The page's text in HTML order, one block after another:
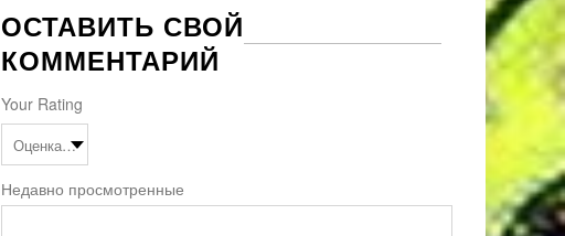
ОСТАВИТЬ СВОЙ
КОММЕНТАРИЙ
Your Rating
Недавно просмотренные